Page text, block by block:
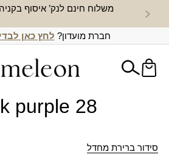
משלוח חינם לנק’ איסוף בקניה
חברת מועדון? לחץ כאן
purple 28
סידור ברירת מחדל